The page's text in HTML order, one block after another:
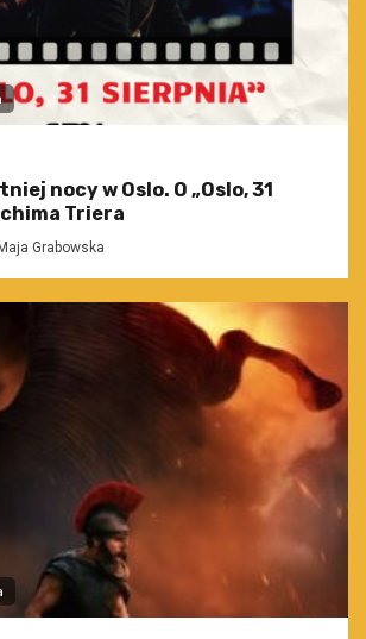
nocy w Oslo. O „Oslo, 31
Triera
Maja Grabowska